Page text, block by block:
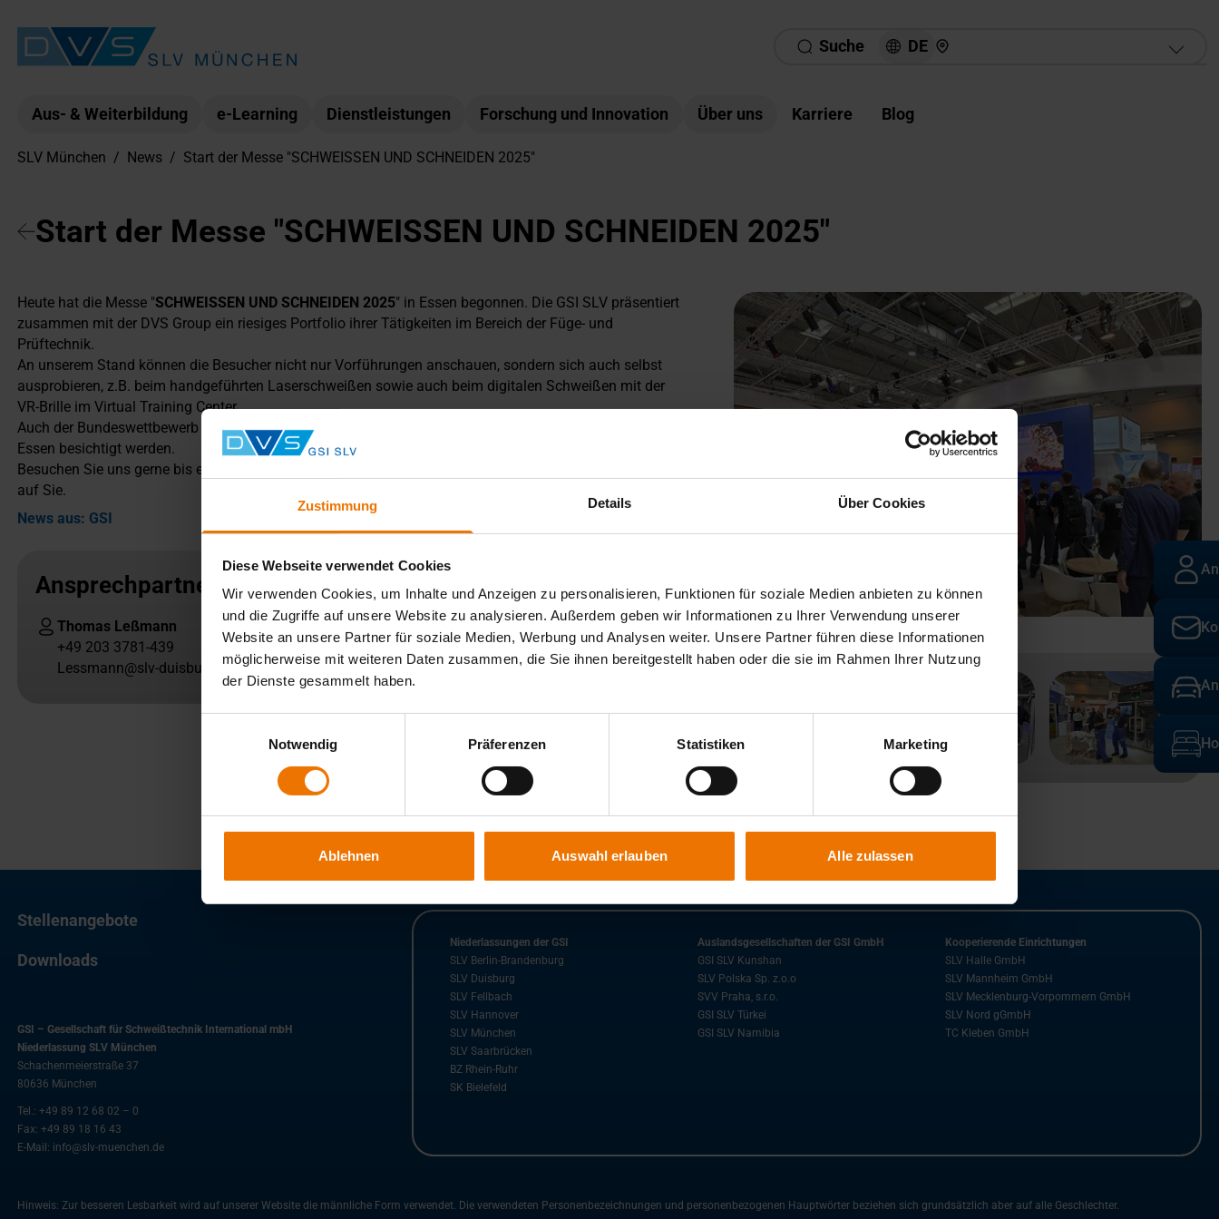
Zustimmung Details Über Cookies
Diese Webseite verwendet Cookies
Wir verwenden Cookies, um Inhalte und Anzeigen zu personalisieren, Funktionen für soziale Medien anbieten zu können
und die Zugriffe auf unsere Website zu analysieren. Außerdem geben wir Informationen zu Ihrer Verwendung unserer
Website an unsere Partner für soziale Medien, Werbung und Analysen weiter. Unsere Partner führen diese Informationen
möglicherweise mit weiteren Daten zusammen, die Sie ihnen bereitgestellt haben oder die sie im Rahmen Ihrer Nutzung
der Dienste gesammelt haben.
Notwendig
Präferenzen Statistiken Marketing
Ablehnen Auswahl erlauben Alle zulassen
Suche DE Hier finden Sie uns
Aus- & Weiterbildung e-Learning Dienstleistungen Forschung und Innovation Über uns Karriere Blog
SLV München / News / Start der Messe "SCHWEISSEN UND SCHNEIDEN 2025"
Start der Messe "SCHWEISSEN UND SCHNEIDEN 2025"
Heute hat die Messe "SCHWEISSEN UND SCHNEIDEN 2025" in Essen begonnen. Die GSI SLV präsentiert
zusammen mit der DVS Group ein riesiges Portfolio ihrer Tätigkeiten im Bereich der Füge- und
Prüftechnik.
An unserem Stand können die Besucher nicht nur Vorführungen anschauen, sondern sich auch selbst
ausprobieren, z.B. beim handgeführten Laserschweißen sowie auch beim digitalen Schweißen mit der
VR-Brille im Virtual Training Center.
Auch der Bundeswettbewerb "Jugend schweißt" hat heute begonnen und kann in der Galeria der Messe
Essen besichtigt werden.
Besuchen Sie uns gerne bis einschließlich Freitag, den 19.09.2025 in Halle 3, Stand 3A23. Wir freuen uns
auf Sie.
News aus: GSI
Ansprechpartner
Thomas Leßmann
+49 203 3781-439
Lessmann@slv-duisburg.de
Stellenangebote
Downloads
GSI – Gesellschaft für Schweißtechnik International mbH
Niederlassung SLV München
Schachenmeierstraße 37
80636 München
Tel.: +49 89 12 68 02 – 0
Fax: +49 89 18 16 43
E-Mail: info@slv-muenchen.de
Niederlassungen der GSI
SLV Berlin-Brandenburg
SLV Duisburg
SLV Fellbach
SLV Hannover
SLV München
SLV Saarbrücken
BZ Rhein-Ruhr
SK Bielefeld
Auslandsgesellschaften der GSI GmbH
GSI SLV Kunshan
SLV Polska Sp. z.o.o
SVV Praha, s.r.o.
GSI SLV Türkei
GSI SLV Namibia
Kooperierende Einrichtungen
SLV Halle GmbH
SLV Mannheim GmbH
SLV Mecklenburg-Vorpommern GmbH
SLV Nord gGmbH
TC Kleben GmbH
Hinweis: Zur besseren Lesbarkeit wird auf unserer Website die männliche Form verwendet. Die verwendeten Personenbezeichnungen und personenbezogenen Hauptwörter beziehen sich grundsätzlich aber auf alle Geschlechter.